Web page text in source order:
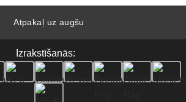
Atpakaļ uz augšu
Izrakstīšanās: